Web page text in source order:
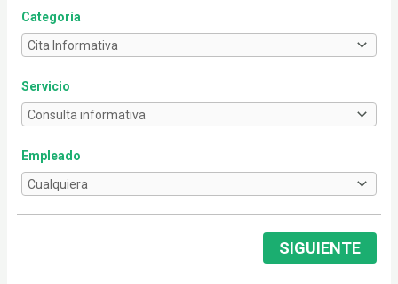
Categoría
Servicio
Empleado
SIGUIENTE